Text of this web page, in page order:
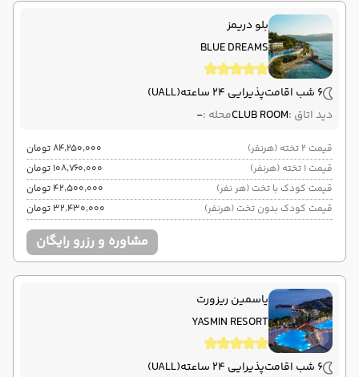
بلو دریمز
BLUE DREAMS
6 شب اقامت پذیرایی 24 ساعته
(UALL)
دید اتاق :CLUB ROOMمحله :-
قیمت 2 تخته (هرنفر)
۸۴٬۲۵۰٬۰۰۰ تومان
قیمت 1 تخته (هرنفر)
۱۰۸٬۷۶۰٬۰۰۰ تومان
قیمت کودک با تخت (هر نفر)
۴۲٬۵۰۰٬۰۰۰ تومان
قیمت کودک بدون تخت (هرنفر)
۳۲٬۴۳۰٬۰۰۰ تومان
مشاوره و رزرو رایگان
یاسمین ریزورت
YASMIN RESORT
6 شب اقامت پذیرایی 24 ساعته
(UALL)